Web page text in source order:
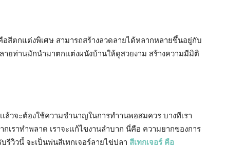
อสีตกแต่งพิเศษ สามารถสร้างลวดลายได้หลากหลายขึ้นอยู่กับ
ยท่านมักนำมาตกเเต่งผนังบ้านให้ดูสวยงาม สร้างความมีมิติ
ล้วจะต้องใช้ความชำนาญในการทำานพอสมควร บางทีเรา
กเราทำพลาด เราจะเเก้ไขงานลำบาก นี่คือ ความยากของการ
รีวิวนี้ จะเป็นพ่นสีเทกเจอร์ลายไข่ปลา สีเทกเจอร์ คือ